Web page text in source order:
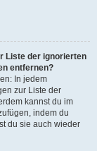
Liste der ignorierten
entfernen?
In jedem
zur Liste der
kannst du im
indem du
du sie auch wieder